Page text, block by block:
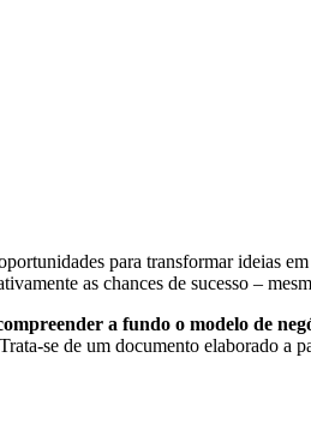
para transformar ideias
as chances de sucesso –
a fundo o modelo de
Trata-se de um documento elaborado a